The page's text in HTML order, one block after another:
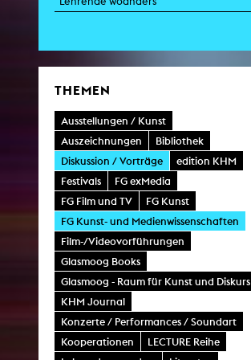
THEMEN
Ausstellungen / Kunst
Auszeichnungen
Bibliothek
Diskussion / Vorträge
edition KHM
Festivals
FG exMedia
FG Film und TV
FG Kunst
FG Kunst- und Medienwissenschaften
Film-/Videovorführungen
Glasmoog Books
Glasmoog - Raum für Kunst und Diskurs
KHM Journal
Konzerte / Performances / Soundart
Kooperationen
LECTURE Reihe